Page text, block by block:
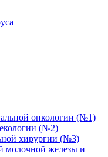
онкологии (№1)
(№2)
хирургии (№3)
молочной железы и